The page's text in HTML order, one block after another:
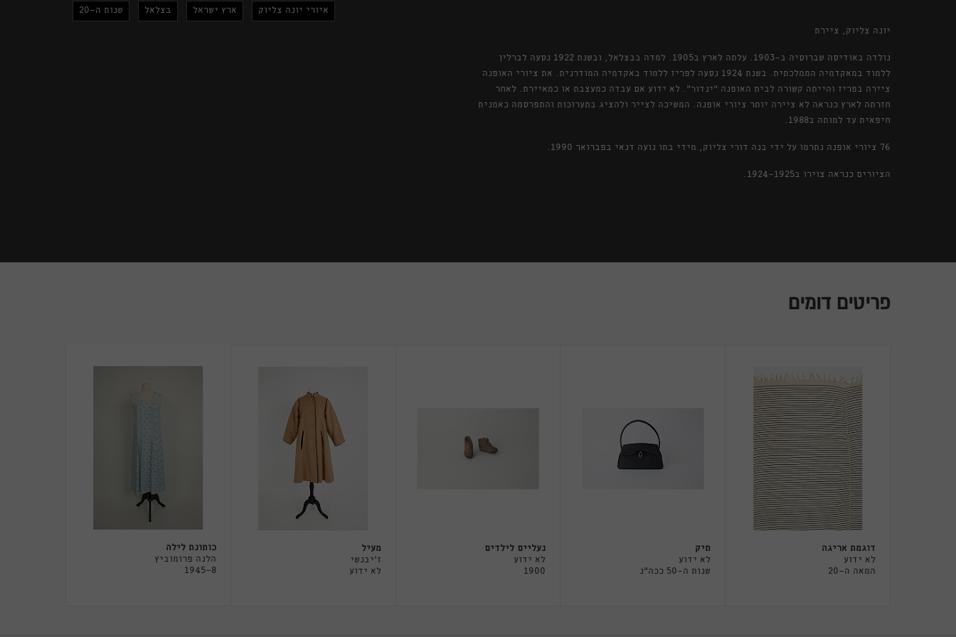
יונה צליוק, ציירת
נולדה באודיסה שברוסיה ב-1903. עלתה לארץ ב1905. למדה בבצלאל, ובשנת 1922 נסעה לברלין
ללמוד במאקדמיה הממלכתית. בשנת 1924 נסעה לפריז ללמוד באקדמיה המודרנית. את ציורי האופנה
ציירה בפריז והייתה קשורה לבית האופנה ״ינדור״. לא ידוע אם עבדה כמעצבת או כמאיירת. לאחר
חזרתה לארץ כנראה לא ציירה יותר ציורי אופנה. המשיכה לצייר ולהציג בתערוכות והתפרסמה כאמנית
חיפאית עד למותה ב1988.
76 ציורי אופנה נתרמו על ידי בנה דורי צליוק, מידי בתו נועה דנאי בפברואר 1990.
הציורים כנראה צוירו ב1924-1925.
איורי יונה צליוק ארץ ישראל בצלאל שנות ה-20
פריטים דומים
דוגמת אריגה
לא ידוע
המאה ה-20
תיק
לא ידוע
שנות ה-50 ככה"נ
נעליים לילדים
לא ידוע
1900
מעיל
ז'יבנשי
לא ידוע
כותונת לילה
הלנה פרומוביץ
1945-8